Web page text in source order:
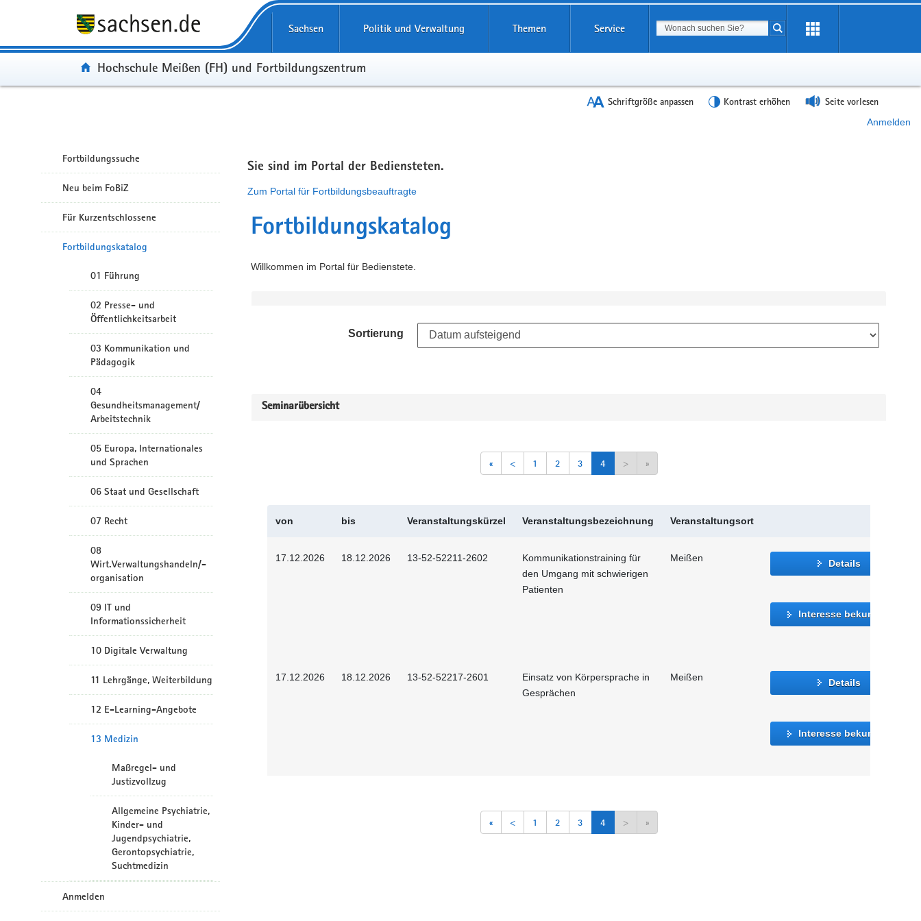
Sachsen Politik und Verwaltung Themen Service Suchbegriff
Suche starten
Portal:
Hochschule Meißen (FH) und Fortbildungszentrum
Schriftgröße anpassen Kontrast erhöhen Seite vorlesen
Anmelden
Fortbildungssuche
Neu beim FoBiZ
Für Kurzentschlossene
Fortbildungskatalog
01 Führung
02 Presse- und
Öffentlichkeitsarbeit
03 Kommunikation und
Pädagogik
04
Gesundheitsmanagement/
Arbeitstechnik
05 Europa, Internationales
und Sprachen
06 Staat und Gesellschaft
07 Recht
08
Wirt.Verwaltungshandeln/-
organisation
09 IT und
Informationssicherheit
10 Digitale Verwaltung
11 Lehrgänge, Weiterbildung
12 E-Learning-Angebote
13 Medizin
Maßregel- und
Justizvollzug
Allgemeine Psychiatrie,
Kinder- und
Jugendpsychiatrie,
Gerontopsychiatrie,
Suchtmedizin
Anmelden
Sie sind im Portal der Bediensteten.
Zum Portal für Fortbildungsbeauftragte
Fortbildungskatalog
Willkommen im Portal für Bedienstete.
Sortierung
Seminarübersicht
« < 1 2 3 4 > »
von bis Veranstaltungskürzel Veranstaltungsbezeichnung Veranstaltungsort
17.12.2026 18.12.2026 13-52-52211-2602
Kommunikationstraining für
den Umgang mit schwierigen
Patienten
Meißen Details
Interesse bekunden
17.12.2026 18.12.2026 13-52-52217-2601
Einsatz von Körpersprache in
Gesprächen
Meißen Details
Interesse bekunden
« < 1 2 3 4 > »